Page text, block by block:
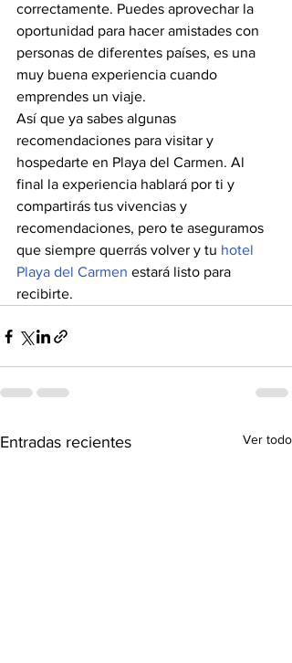
correctamente. Puedes aprovechar la
oportunidad para hacer amistades con
personas de diferentes países, es una
muy buena experiencia cuando
emprendes un viaje.
Así que ya sabes algunas
recomendaciones para visitar y
hospedarte en Playa del Carmen. Al
final la experiencia hablará por ti y
compartirás tus vivencias y
recomendaciones, pero te aseguramos
que siempre querrás volver y tu hotel
Playa del Carmen estará listo para
recibirte.
Entradas recientes Ver todo